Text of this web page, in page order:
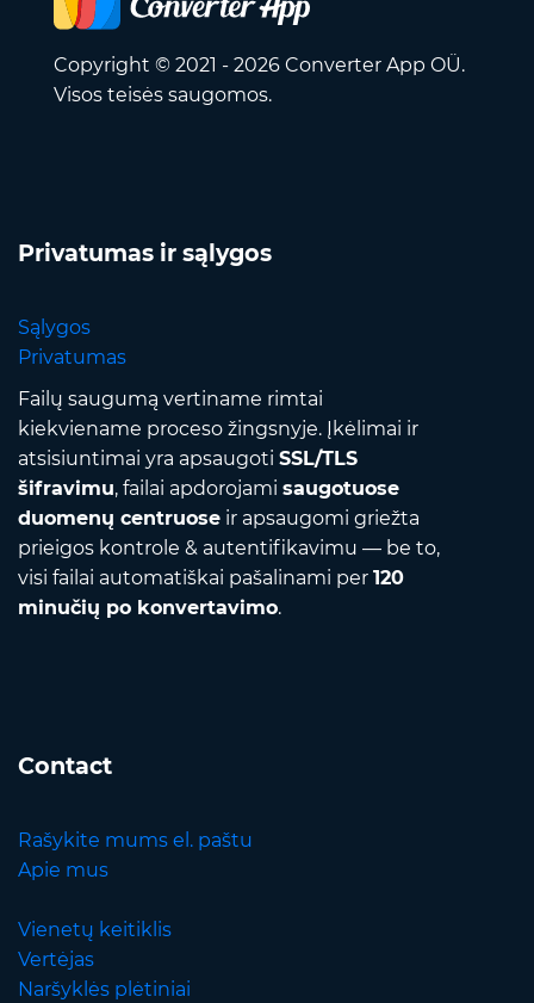
Copyright © 2021 - 2026 Converter App OÜ.
Visos teisės saugomos.
Privatumas ir sąlygos
Sąlygos
Privatumas
Failų saugumą vertiname rimtai
kiekviename proceso žingsnyje. Įkėlimai ir
atsisiuntimai yra apsaugoti SSL/TLS
šifravimu, failai apdorojami saugotuose
duomenų centruose ir apsaugomi griežta
prieigos kontrole & autentifikavimu — be to,
visi failai automatiškai pašalinami per 120
minučių po konvertavimo.
Contact
Rašykite mums el. paštu
Apie mus
Vienetų keitiklis
Vertėjas
Naršyklės plėtiniai